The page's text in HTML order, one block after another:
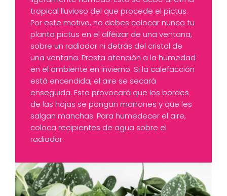
tropical lluvioso del que procede el pictus.
Por este motivo, no debes colocar nunca tu
planta pictus en el alféizar de una ventana,
sobre un radiador ni detrás del cristal de
una ventana. Presta atención a la humedad
en el ambiente en invierno. Si la calefacción
está encendida, el aire se secará
enseguida. Esto provocará que los bordes
de las hojas se pongan marrones y que les
salgan manchas. Para humedecer el aire,
coloca recipientes de agua sobre el
radiador.